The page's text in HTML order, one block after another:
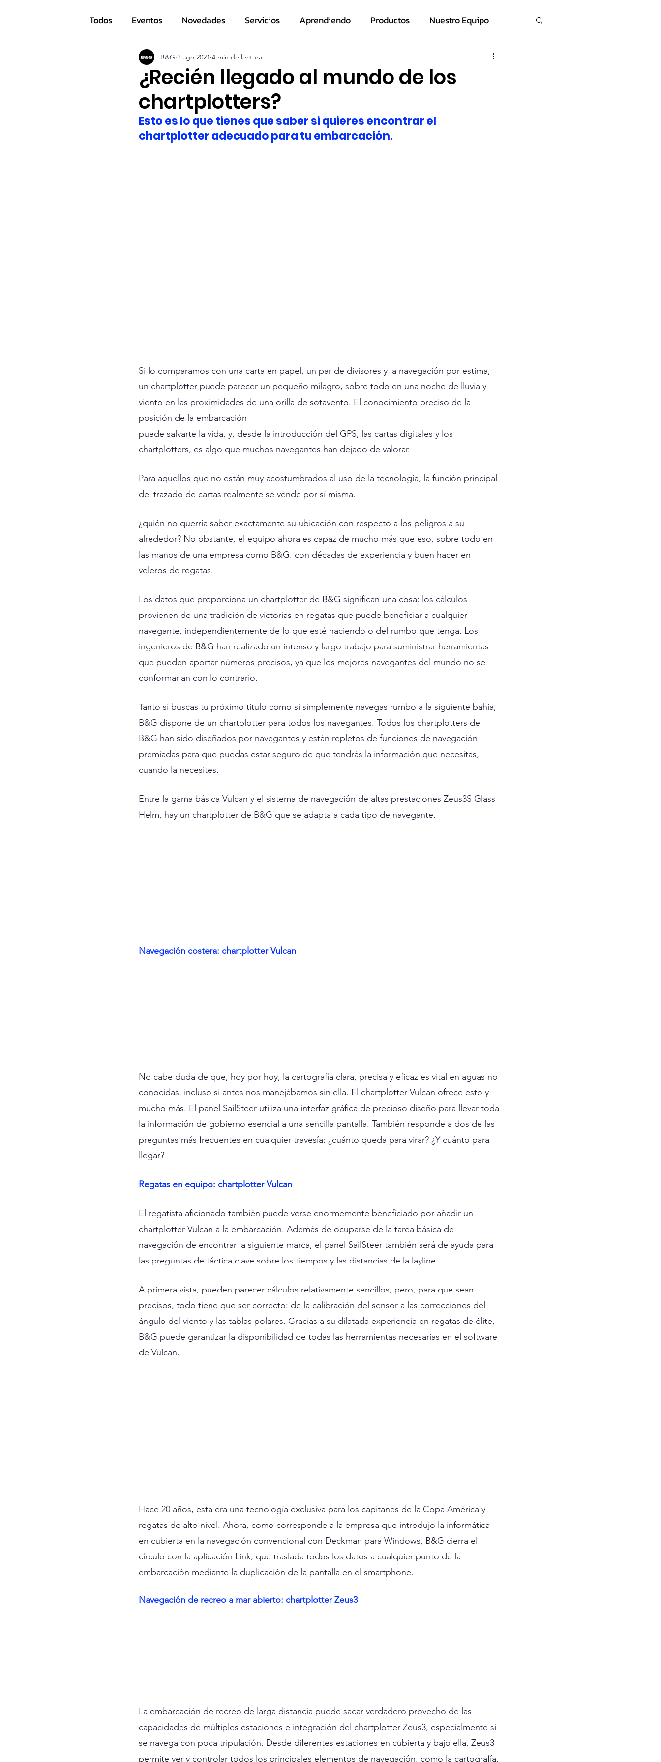
Todos Eventos Novedades Servicios Aprendiendo Productos Nuestro Equipo
Navegantes
¿Recién llegado al mundo de los
chartplotters?
B&G 3 ago 2021 4 min de lectura
Esto es lo que tienes que saber si quieres encontrar el
chartplotter adecuado para tu embarcación.
Si lo comparamos con una carta en papel, un par de divisores y la navegación por estima,
un chartplotter puede parecer un pequeño milagro, sobre todo en una noche de lluvia y
viento en las proximidades de una orilla de sotavento. El conocimiento preciso de la
posición de la embarcación
puede salvarte la vida, y, desde la introducción del GPS, las cartas digitales y los
chartplotters, es algo que muchos navegantes han dejado de valorar.
Para aquellos que no están muy acostumbrados al uso de la tecnología, la función principal
del trazado de cartas realmente se vende por sí misma.
¿quién no querría saber exactamente su ubicación con respecto a los peligros a su
alrededor? No obstante, el equipo ahora es capaz de mucho más que eso, sobre todo en
las manos de una empresa como B&G, con décadas de experiencia y buen hacer en
veleros de regatas.
Los datos que proporciona un chartplotter de B&G significan una cosa: los cálculos
provienen de una tradición de victorias en regatas que puede beneficiar a cualquier
navegante, independientemente de lo que esté haciendo o del rumbo que tenga. Los
ingenieros de B&G han realizado un intenso y largo trabajo para suministrar herramientas
que pueden aportar números precisos, ya que los mejores navegantes del mundo no se
conformarían con lo contrario.
Tanto si buscas tu próximo título como si simplemente navegas rumbo a la siguiente bahía,
B&G dispone de un chartplotter para todos los navegantes. Todos los chartplotters de
B&G han sido diseñados por navegantes y están repletos de funciones de navegación
premiadas para que puedas estar seguro de que tendrás la información que necesitas,
cuando la necesites.
Entre la gama básica Vulcan y el sistema de navegación de altas prestaciones Zeus3S Glass
Helm, hay un chartplotter de B&G que se adapta a cada tipo de navegante.
Navegación costera: chartplotter Vulcan
No cabe duda de que, hoy por hoy, la cartografía clara, precisa y eficaz es vital en aguas no
conocidas, incluso si antes nos manejábamos sin ella. El chartplotter Vulcan ofrece esto y
mucho más. El panel SailSteer utiliza una interfaz gráfica de precioso diseño para llevar toda
la información de gobierno esencial a una sencilla pantalla. También responde a dos de las
preguntas más frecuentes en cualquier travesía: ¿cuánto queda para virar? ¿Y cuánto para
llegar?
Regatas en equipo: chartplotter Vulcan
El regatista aficionado también puede verse enormemente beneficiado por añadir un
chartplotter Vulcan a la embarcación. Además de ocuparse de la tarea básica de
navegación de encontrar la siguiente marca, el panel SailSteer también será de ayuda para
las preguntas de táctica clave sobre los tiempos y las distancias de la layline.
A primera vista, pueden parecer cálculos relativamente sencillos, pero, para que sean
precisos, todo tiene que ser correcto: de la calibración del sensor a las correcciones del
ángulo del viento y las tablas polares. Gracias a su dilatada experiencia en regatas de élite,
B&G puede garantizar la disponibilidad de todas las herramientas necesarias en el software
de Vulcan.
Hace 20 años, esta era una tecnología exclusiva para los capitanes de la Copa América y
regatas de alto nivel. Ahora, como corresponde a la empresa que introdujo la informática
en cubierta en la navegación convencional con Deckman para Windows, B&G cierra el
círculo con la aplicación Link, que traslada todos los datos a cualquier punto de la
embarcación mediante la duplicación de la pantalla en el smartphone.
Navegación de recreo a mar abierto: chartplotter Zeus3
La embarcación de recreo de larga distancia puede sacar verdadero provecho de las
capacidades de múltiples estaciones e integración del chartplotter Zeus3, especialmente si
se navega con poca tripulación. Desde diferentes estaciones en cubierta y bajo ella, Zeus3
permite ver y controlar todos los principales elementos de navegación, como la cartografía,